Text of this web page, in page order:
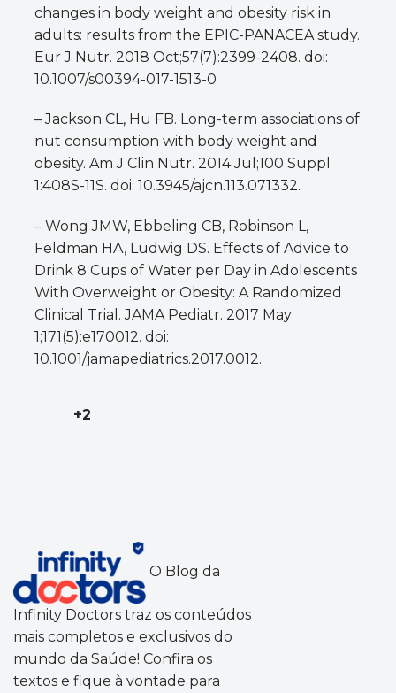
changes in body weight and obesity risk in
adults: results from the EPIC-PANACEA study.
Eur J Nutr. 2018 Oct;57(7):2399-2408. doi:
10.1007/s00394-017-1513-0
– Jackson CL, Hu FB. Long-term associations of
nut consumption with body weight and
obesity. Am J Clin Nutr. 2014 Jul;100 Suppl
1:408S-11S. doi: 10.3945/ajcn.113.071332.
– Wong JMW, Ebbeling CB, Robinson L,
Feldman HA, Ludwig DS. Effects of Advice to
Drink 8 Cups of Water per Day in Adolescents
With Overweight or Obesity: A Randomized
Clinical Trial. JAMA Pediatr. 2017 May
1;171(5):e170012. doi:
10.1001/jamapediatrics.2017.0012.
+2
O Blog da
Infinity Doctors traz os conteúdos
mais completos e exclusivos do
mundo da Saúde! Confira os
textos e fique à vontade para